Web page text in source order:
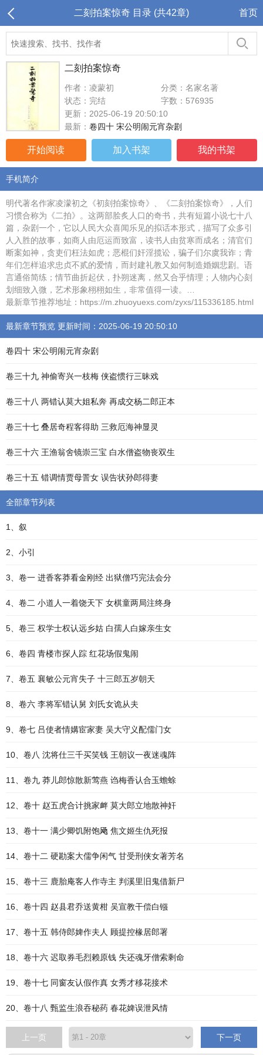
二刻拍案惊奇 目录 (共42章) 首页
二刻拍案惊奇
作者：凌蒙初
分类：名家名著
状态：完结
字数：576935
更新：2025-06-19 20:50:10
最新： 卷四十 宋公明闹元宵杂剧
开始阅读 加入书架 我的书架
手机简介
明代著名作家凌濛初之《初刻拍案惊奇》、《二刻拍案惊奇》，人们
习惯合称为《二拍》。这两部脍炙人口的奇书，共有短篇小说七十八
篇，杂剧一个，它以人民大众喜闻乐见的拟话本形式，描写了众多引
人入胜的故事，如商人由厄运而致富，读书人由贫寒而成名；清官们
断案如神，贪吏们枉法如虎；恶棍们奸淫揽讼，骗子们尔虞我诈；青
年们怎样追求忠贞不贰的爱情，而封建礼教又如何制造婚姻悲剧。语
言通俗简练；情节曲折起伏，扑朔迷离，然又合乎情理；人物内心刻
划细致入微，艺术形象栩栩如生，非常值得一读。…
最新章节推荐地址：https://m.zhuoyuexs.com/zyxs/115336185.html
最新章节预览 更新时间：2025-06-19 20:50:10
卷四十 宋公明闹元宵杂剧
卷三十九 神偷寄兴一枝梅 侠盗惯行三昧戏
卷三十八 两错认莫大姐私奔 再成交杨二郎正本
卷三十七 叠居奇程客得助 三救厄海神显灵
卷三十六 王渔翁舍镜崇三宝 白水僧盗物丧双生
卷三十五 错调情贾母詈女 误告状孙郎得妻
全部章节列表
1、叙
2、小引
3、卷一 进香客莽看金刚经 出狱僧巧完法会分
4、卷二 小道人一着饶天下 女棋童两局注终身
5、卷三 权学士权认远乡姑 白孺人白嫁亲生女
6、卷四 青楼市探人踪 红花场假鬼闹
7、卷五 襄敏公元宵失子 十三郎五岁朝天
8、卷六 李将军错认舅 刘氏女诡从夫
9、卷七 吕使者情媾宦家妻 吴大守义配儒门女
10、卷八 沈将仕三千买笑钱 王朝议一夜迷魂阵
11、卷九 莽儿郎惊散新莺燕 诌梅香认合玉蟾蜍
12、卷十 赵五虎合计挑家衅 莫大郎立地散神奸
13、卷十一 满少卿饥附饱飏 焦文姬生仇死报
14、卷十二 硬勘案大儒争闲气 甘受刑侠女著芳名
15、卷十三 鹿胎庵客人作寺主 判溪里旧鬼借新尸
16、卷十四 赵县君乔送黄柑 吴宣教干偿白镪
17、卷十五 韩侍郎婢作夫人 顾提控椽居郎署
18、卷十六 迟取券毛烈赖原钱 失还魂牙僧索剩命
19、卷十七 同窗友认假作真 女秀才移花接术
20、卷十八 甄监生浪吞秘药 春花婢误泄风情
上一页 下一页